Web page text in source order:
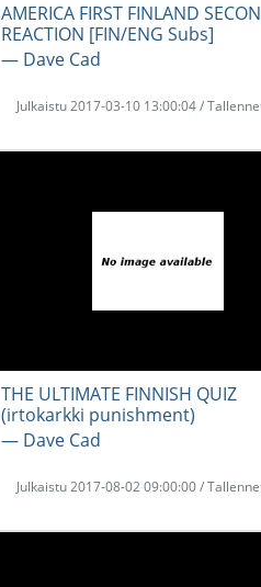
AMERICA FIRST FINLAND
REACTION [FIN/ENG Subs]
― Dave Cad
Julkaistu 2017-03-10 13:00:04 /
THE ULTIMATE FINNISH QUIZ
(irtokarkki punishment)
― Dave Cad
Julkaistu 2017-08-02 09:00:00 /